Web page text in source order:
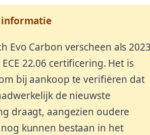
Evo Carbon verscheen als
22.06 certificering. Het is
bij aankoop te verifiëren dat
de nieuwste
draagt, aangezien oudere
kunnen bestaan in het